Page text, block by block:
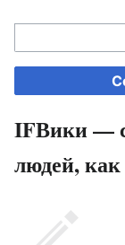
IFВики —
людей,